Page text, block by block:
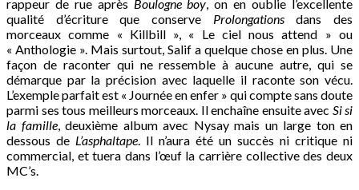
rappeur de rue après Boulogne boy, on en oublie l’excellente
qualité d’écriture que conserve Prolongationsdans des
morceaux comme « Killbill », « Le ciel nous attend » ou
« Anthologie ». Mais surtout, Salif a quelque chose en plus. Une
façon de raconter qui ne ressemble à aucune autre, qui se
démarque par la précision avec laquelle il raconte son vécu.
L’exemple parfait est « Journée en enfer » qui compte sans doute
parmi ses tous meilleurs morceaux. Il enchaîne ensuite avec Si si
la famille, deuxième album avec Nysay mais un large ton en
dessous de L’asphaltape. Il n’aura été un succès ni critique ni
commercial, et tuera dans l’œuf la carrière collective des deux
MC’s.